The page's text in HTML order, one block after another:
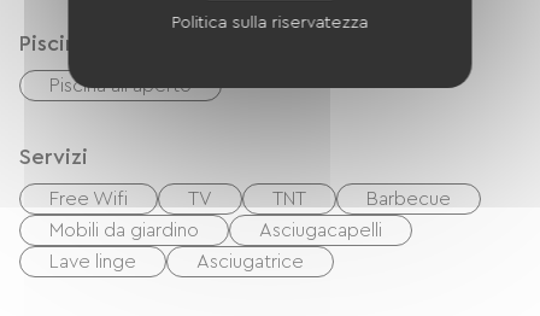
Piscina
Piscina all'aperto
Servizi
Free Wifi TV TNT
Barbecue
Mobili da giardino
Asciugacapelli
Lave linge
Asciugatrice
Politica sulla riservatezza